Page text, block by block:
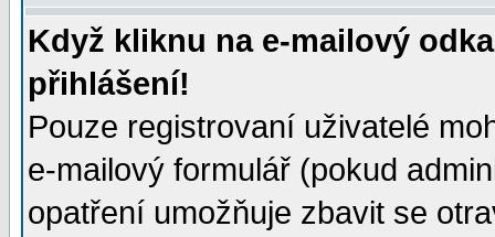
Když kliknu na e-mailový
přihlášení!
Pouze registrovaní uživatelé
e-mailový formulář (pokud
opatření umožňuje zbavit se